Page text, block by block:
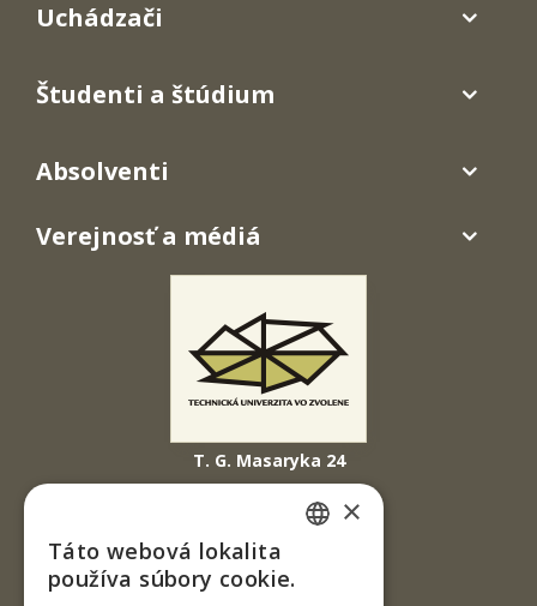
T. G. Masaryka 24
960 01 Zvolen
Slovenská republika
Tel.: +421-45-520 61 11
Uchádzači
Študenti a štúdium
Absolventi
Verejnosť a médiá
×
Táto webová lokalita
používa súbory cookie.